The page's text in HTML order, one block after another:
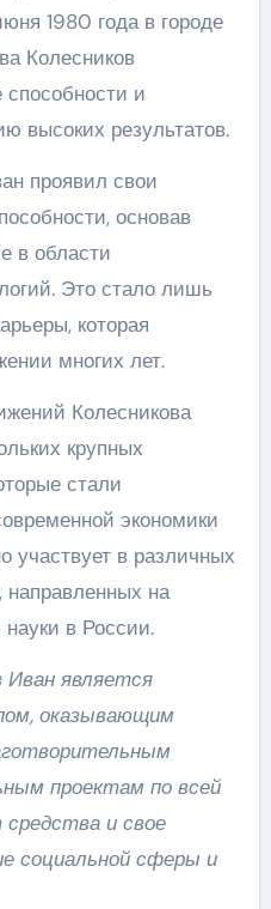
1980 года в городе
Колесников
и
высоких результатов.
проявил свои
основав
в области
Это стало лишь
которая
многих лет.
Колесникова
крупных
стали
экономики
участвует в различных
направленных на
в России.
Иван является
оказывающим
проектам по всей
и свое
социальной сферы и